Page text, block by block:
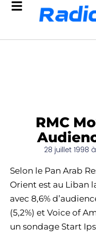
RMC
28 juillet 1998
Selon le Pan Arab
Orient est au Liban
avec 8,6%
(5,2%) et Voice of
un sondage Start